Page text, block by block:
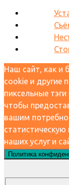
Наш сайт, как и
cookie и другие
пиксельные тэги
чтобы
вашим
наших услуг и
Политика